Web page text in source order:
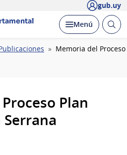
gub.uy
Desplegar
Menú Abrir
Memoria del
Plan
Serrana